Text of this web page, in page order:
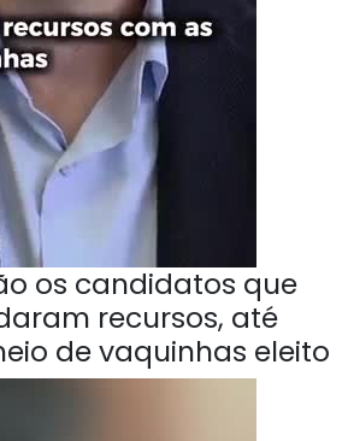
os candidatos que
recursos, até
de vaquinhas eleito